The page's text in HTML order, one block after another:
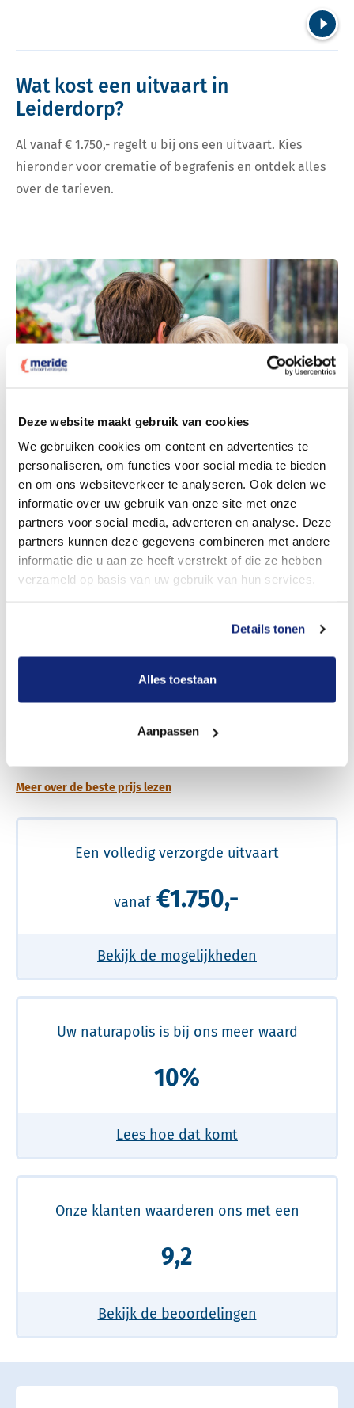
Deze website maakt gebruik van cookies
We gebruiken cookies om content en advertenties te
personaliseren, om functies voor social media te bieden
en om ons websiteverkeer te analyseren. Ook delen we
informatie over uw gebruik van onze site met onze
partners voor social media, adverteren en analyse. Deze
partners kunnen deze gegevens combineren met andere
informatie die u aan ze heeft verstrekt of die ze hebben
verzameld op basis van uw gebruik van hun services.
Details tonen
Alles toestaan
Aanpassen
Wat kost een uitvaart in
Leiderdorp?
Al vanaf € 1.750,- regelt u bij ons een uitvaart. Kies
hieronder voor crematie of begrafenis en ontdek alles
over de tarieven.
Dit kost een crematie
Bekijk tarieven voor crematie
Een betere uitvaart ervaring voor een betere
Meer over de beste prijs lezen
Een volledig verzorgde uitvaart
vanaf €1.750,-
Bekijk de mogelijkheden
Uw naturapolis is bij ons meer waard
10%
Lees hoe dat komt
Onze klanten waarderen ons met een
9,2
Bekijk de beoordelingen